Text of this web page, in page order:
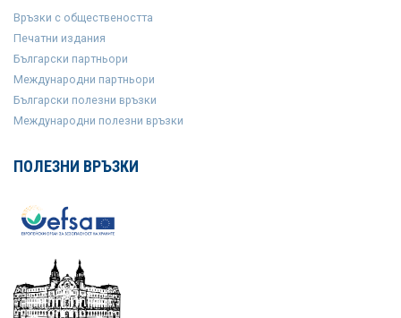
Връзки с обществеността
Печатни издания
Български партньори
Международни партньори
Български полезни връзки
Международни полезни връзки
ПОЛЕЗНИ ВРЪЗКИ